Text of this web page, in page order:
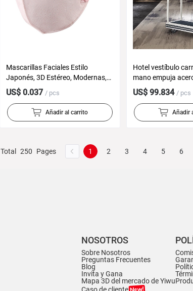
Mascarillas Faciales Estilo
Japonés, 3D Estéreo, Modernas,
para Rostros Pequeños,
Protección de 4 Capas,
Desechables, Antipolvo,
Protección Solar, Venta al Por
US$ 0.037 / pcs
Añadir al carrito
Hotel vestíbulo
mano empuja
rueda silenciosa
de bodas de mano
remolque
US$ 99.834 / pcs
Añadir
Total 250 Pages 1 2 3 4 5 6
NOSOTROS
Sobre Nosotros
Preguntas Frecuentes
Blog
Invita y Gana
Mapa 3D del mercado de Yiwu